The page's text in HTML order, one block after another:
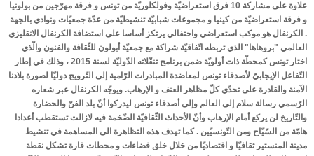
الملتقى الدولي السادس للتراث المعماري المتوسطي
الإحتفال بذكرى المولد النبوي الشريف
ألبوم الصور
أخبار المنستير
التهـــاني
الوفيـــات
حـالة الطقس
علاوة على مشاركة 10 فرق استعراضيّة وفولكلوريّة من تونس و فرقة مهرّجين من بولونيا
و فرقة استعراضيّة من كينيا و مجموعات شبابيّة تنشيطيّة من عدّة جمعيّات ونوادي بالجهة
. الكرنفال هو موكب استعراضي واحتفالي يرتكز أساسا على استضافة الكرنفال الانقليزي
العالمي "بروهاها" الذي تربطه اتّفاقيّة شراكة مع جمعيّة أبولون للثّقافة والفنون والّذي
اختار تونس كمحطّة ذات أولويّة ضمن برنامج تنقّلاته الدّوليّة لسنة 2015 ، وذلك في إطار
التّفاعل الإيجابيّ لأصدقاء تونس لمعاضدة المبادرات الرّامية إلى التّرويج دوليّا لصورة بلادنا
الآمنة والقادرة على تحدّي كلّ مظاهر العنف و الإرهاب. ويوجّه الكرنفال عبر شعاره
الرّسمي رسالة سلام إلى العالم وإلى أصدقاء تونس ليدركوا أنّ بلد الفنّ والحضارة
والتّاريخ لن يركع أمام الإرهاب وأنّ الأحداث الثّقافيّة الضّخمة فيه لازالت تستقطب أعدادا
هامّة من السّيّاح ومن التّونسيّين . كما تهدف هذه التظاهرة الى المساهمة في تنشيط
مدينة المنستير ثقافيّا و اقتصاديّا من خلال خلق فضاءات و محطات قارة تشكل نقطة